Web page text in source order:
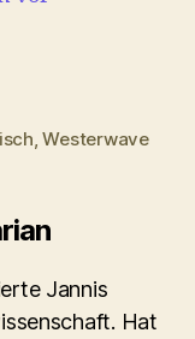
,Westerwave
Jannis
Hat